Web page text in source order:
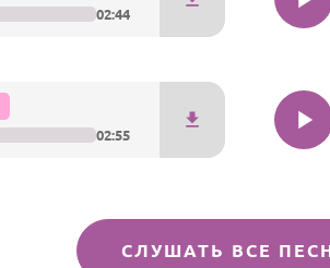
02:44
02:55
СЛУШАТЬ ВСЕ